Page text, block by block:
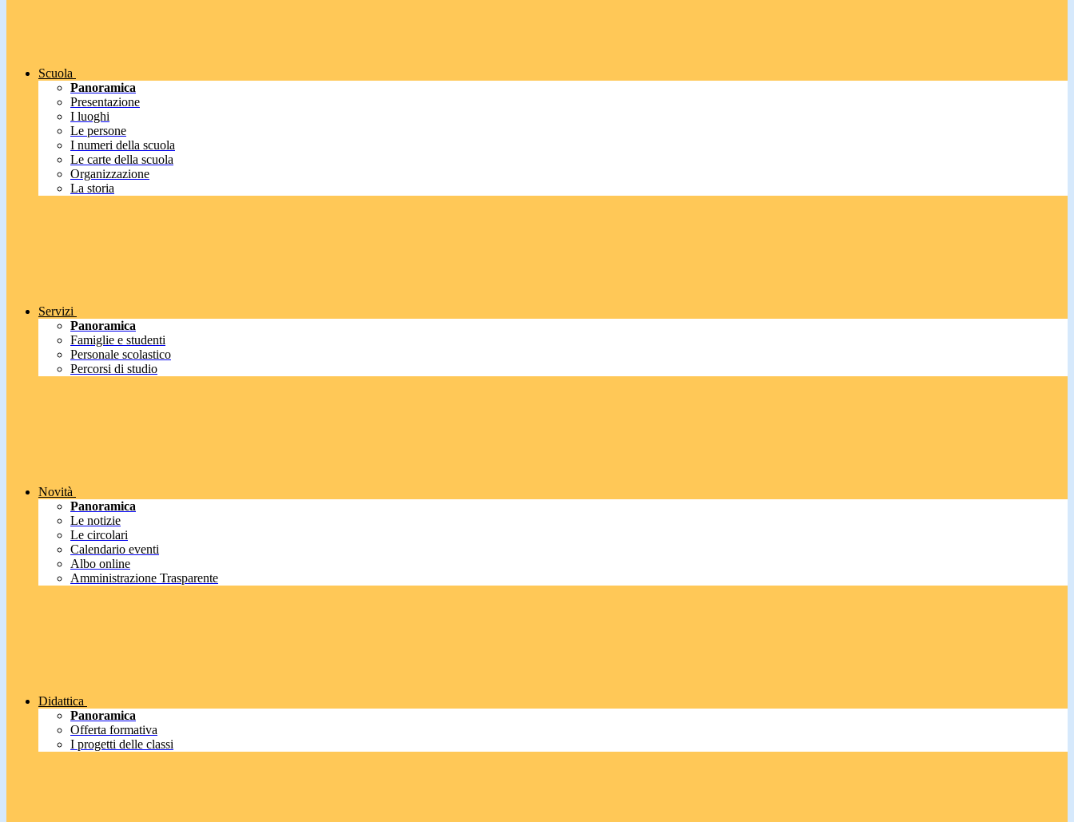
Scuola
Panoramica
Presentazione
I luoghi
Le persone
I numeri della scuola
Le carte della scuola
Organizzazione
La storia
Servizi
Panoramica
Famiglie e studenti
Personale scolastico
Percorsi di studio
Novità
Panoramica
Le notizie
Le circolari
Calendario eventi
Albo online
Amministrazione Trasparente
Didattica
Panoramica
Offerta formativa
I progetti delle classi